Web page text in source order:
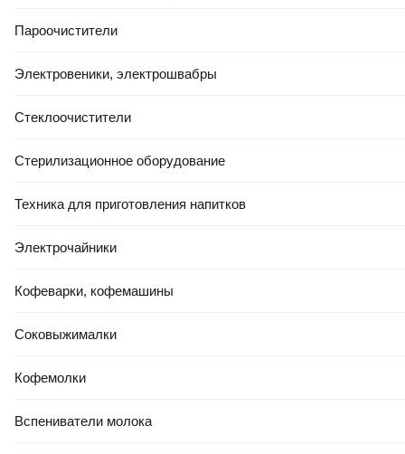
Пароочистители
Электровеники, электрошвабры
Стеклоочистители
Стерилизационное оборудование
Техника для приготовления напитков
Электрочайники
Кофеварки, кофемашины
Соковыжималки
Кофемолки
Вспениватели молока